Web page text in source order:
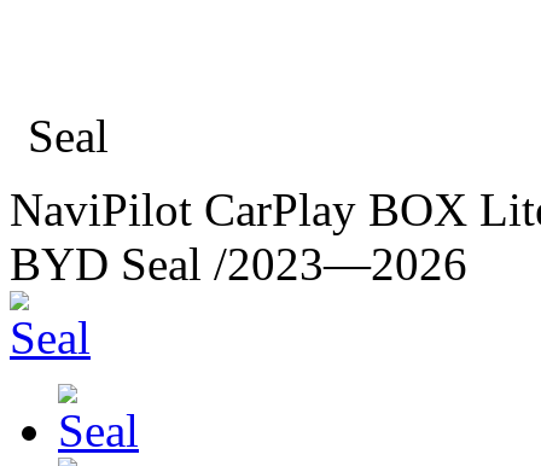
Seal
NaviPilot CarPlay BOX
BYD Seal /2023—2026